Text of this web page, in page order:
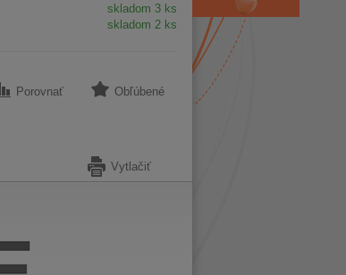
skladom 3 ks
skladom 2 ks
Porovnať Obľúbené
Vytlačiť